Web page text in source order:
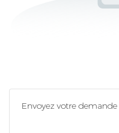
Envoyez votre demande